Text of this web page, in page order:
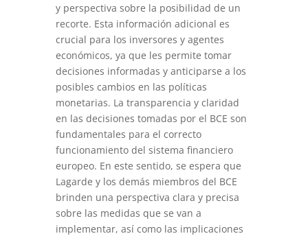
y perspectiva sobre la posibilidad de un
recorte. Esta información adicional es
crucial para los inversores y agentes
económicos, ya que les permite tomar
decisiones informadas y anticiparse a los
posibles cambios en las políticas
monetarias. La transparencia y claridad
en las decisiones tomadas por el BCE son
fundamentales para el correcto
funcionamiento del sistema financiero
europeo. En este sentido, se espera que
Lagarde y los demás miembros del BCE
brinden una perspectiva clara y precisa
sobre las medidas que se van a
implementar, así como las implicaciones